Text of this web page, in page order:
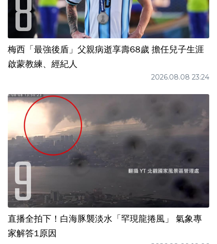
梅西「最強後盾」父親病逝享壽68歲 擔任兒子生涯
啟蒙教練、經紀人
2026.08.08 23:24
直播全拍下！白海豚襲淡水「罕現龍捲風」 氣象專
家解答1原因